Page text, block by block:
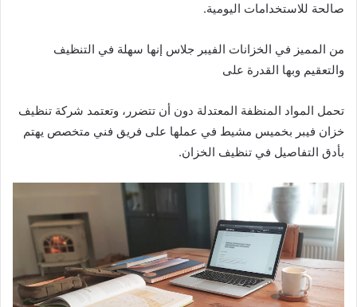
صالحة للاستخدامات اليومية.
من المميز في الخزانات الفيبر جلاس إنها سهلة في التنظيف
والتعقيم وبها القدرة على
تحمل المواد المنظفة المعتدلة دون أن تتضرر، وتعتمد شركة تنظيف
خزان فيبر بخميس مشيط في عملها على فريق فني متخصص يهتم
بأدق التفاصيل في تنظيف الخزان.